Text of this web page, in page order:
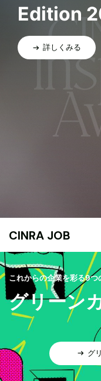
Edition
詳しくみる
CINRA JOB
これからの企業を彩る9
グリーン
グ